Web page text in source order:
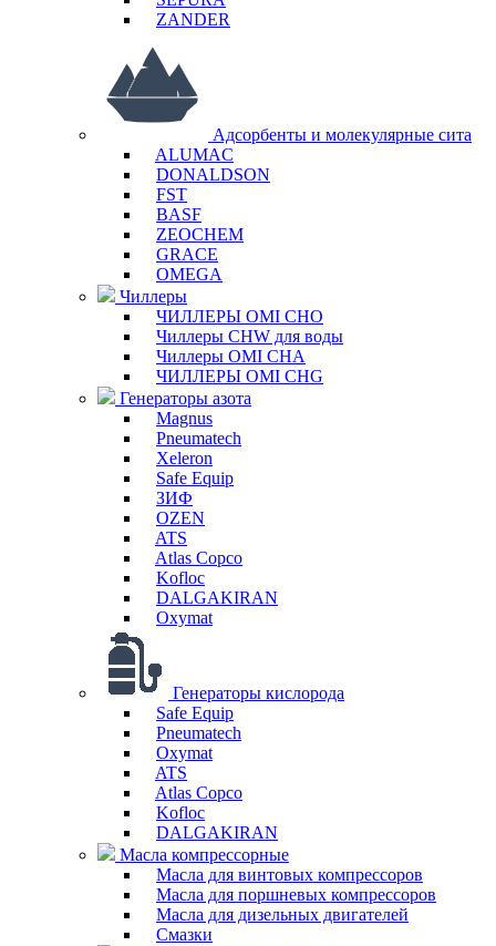
ZANDER
Адсорбенты и молекулярные сита
ALUMAC
DONALDSON
FST
BASF
ZEOCHEM
GRACE
OMEGA
Чиллеры
ЧИЛЛЕРЫ OMI CHO
Чиллеры CHW для воды
Чиллеры OMI CHA
ЧИЛЛЕРЫ OMI CHG
Генераторы азота
Magnus
Pneumatech
Xeleron
Safe Equip
ЗИФ
OZEN
ATS
Atlas Copco
Kofloc
DALGAKIRAN
Oxymat
Генераторы кислорода
Safe Equip
Pneumatech
Oxymat
ATS
Atlas Copco
Kofloc
DALGAKIRAN
Масла компрессорные
Масла для винтовых компрессоров
Масла для поршневых компрессоров
Масла для дизельных двигателей
Смазки